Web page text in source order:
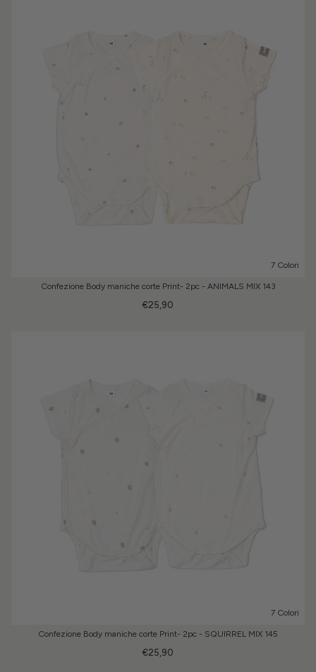
7 Colori
Confezione Body maniche corte Print- 2pc - ANIMALS MIX 143
€25,90
7 Colori
Confezione Body maniche corte Print- 2pc - SQUIRREL MIX 145
€25,90